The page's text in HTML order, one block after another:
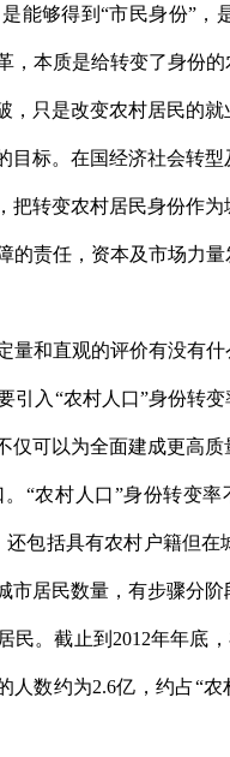
能够得到“市民身份”
，本质是给转变了身份
，只是改变农村居民的
目标。在国经济社会转
把转变农村居民身份作
的责任，资本及市场力
和直观的评价有没有什
入“农村人口”身份转变
仅可以为全面建成更高
“农村人口”身份转变
包括具有农村户籍但
市居民数量，有步骤分
民。截止到2012年年底
数约为2.6亿，约占“农